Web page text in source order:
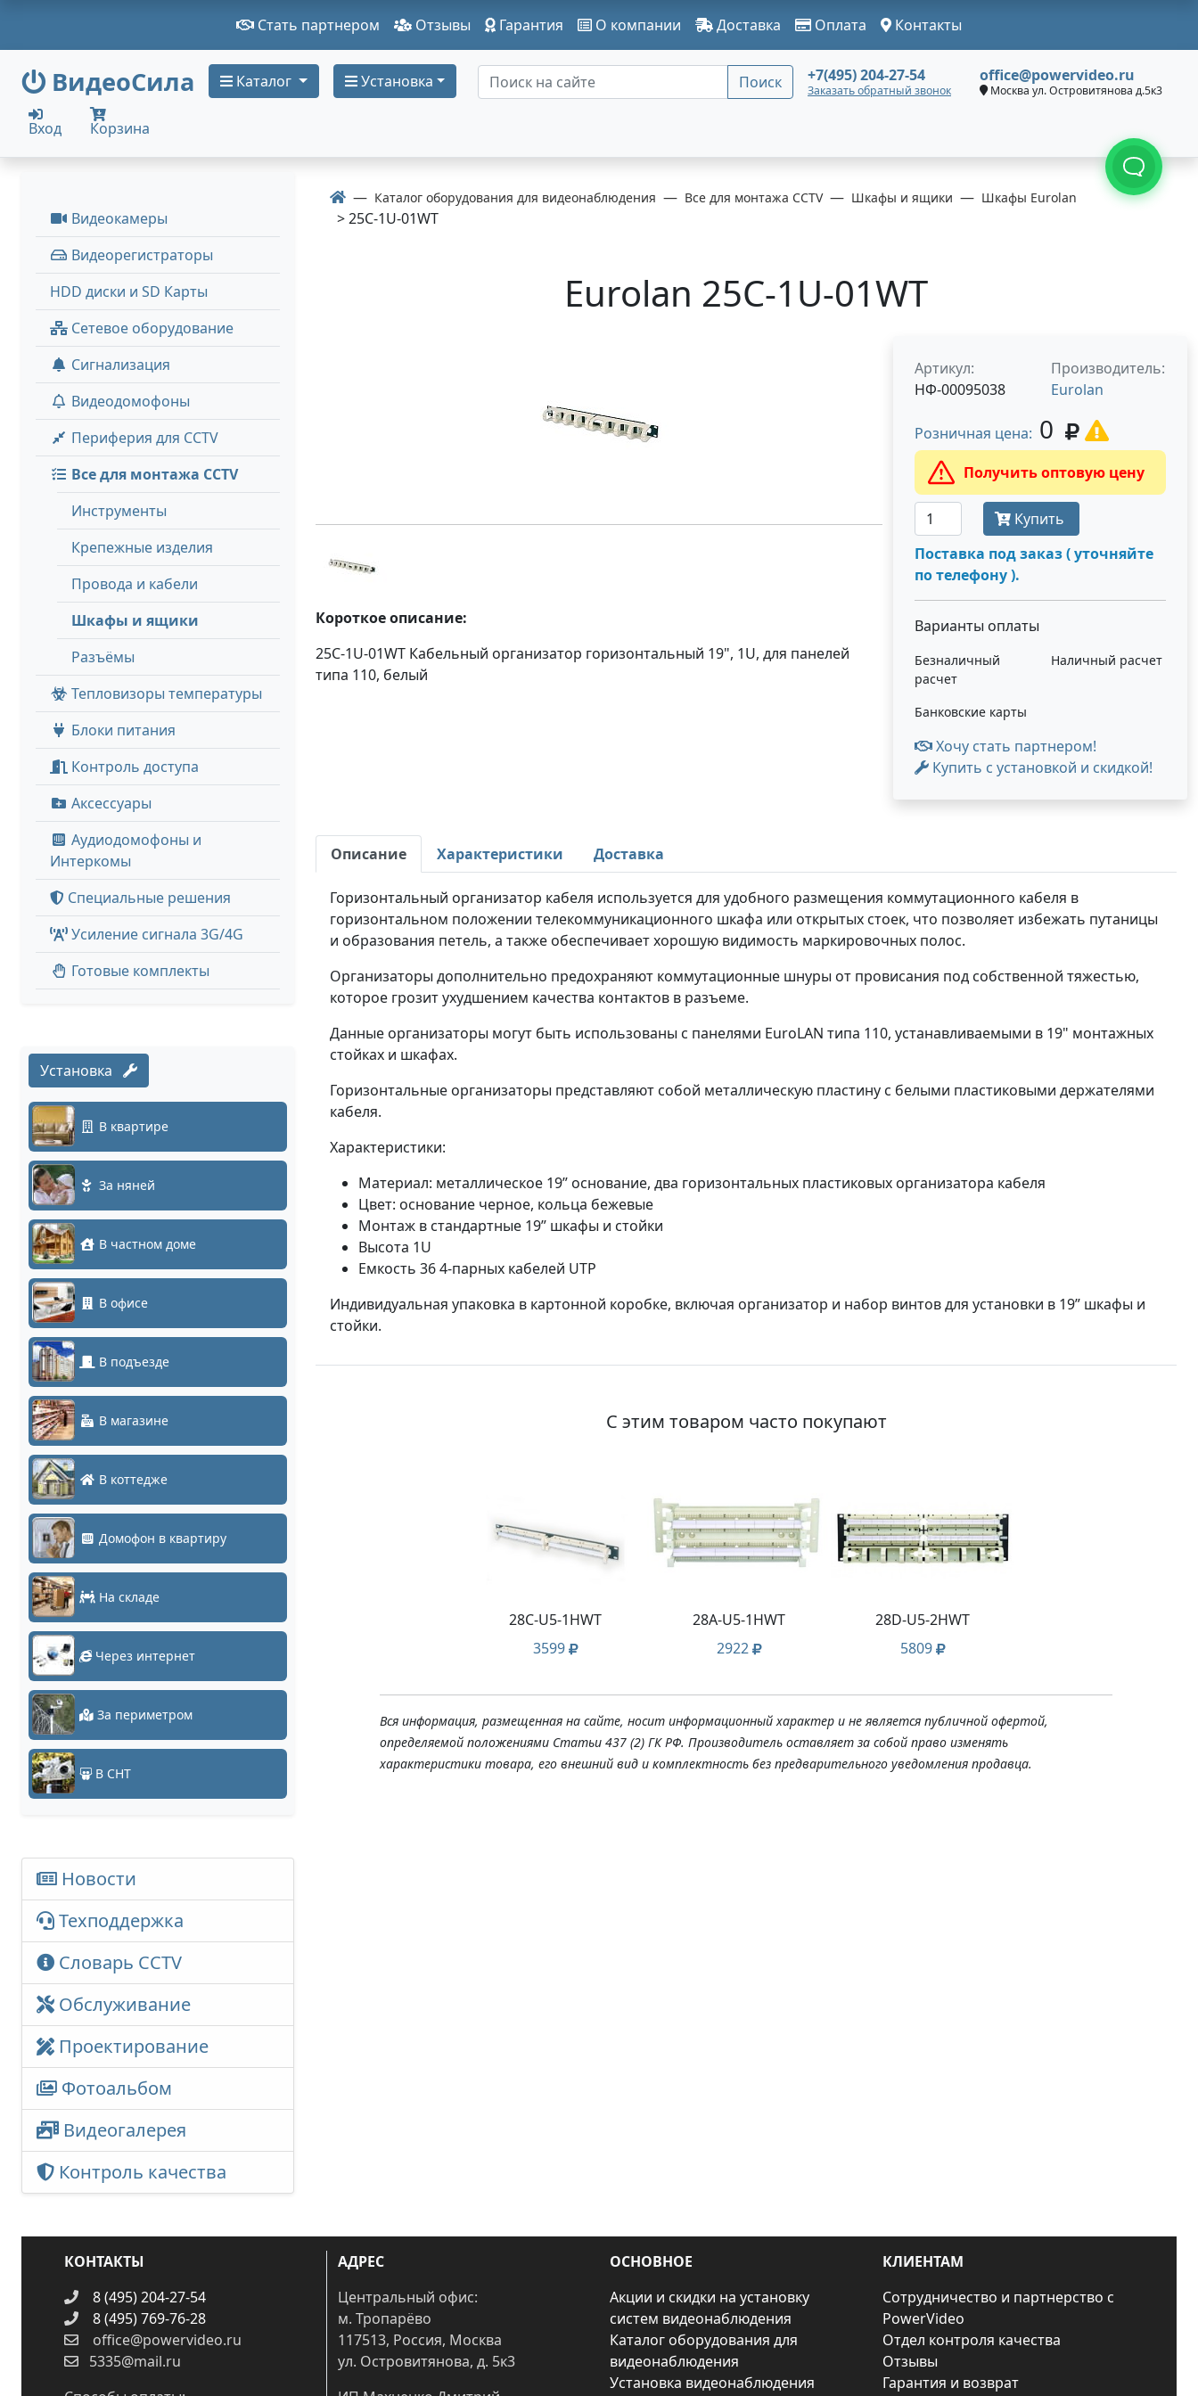
Стать партнером Отзывы Гарантия О компании Доставка Оплата Контакты
ВидеоСила Каталог Установка Поиск +7(495) 204-27-54
Заказать обратный звонок
office@powervideo.ru
Москва ул. Островитянова д.5к3
Вход Корзина
Видеокамеры
Видеорегистраторы
HDD диски и SD Карты
Сетевое оборудование
Сигнализация
Видеодомофоны
Периферия для CCTV
Все для монтажа CCTV
Инструменты
Крепежные изделия
Провода и кабели
Шкафы и ящики
Разъёмы
Тепловизоры температуры
Блоки питания
Контроль доступа
Аксессуары
Аудиодомофоны и
Интеркомы
Специальные решения
Усиление сигнала 3G/4G
Готовые комплекты
Установка
В квартире
За няней
В частном доме
В офисе
В подъезде
В магазине
В коттедже
Домофон в квартиру
На складе
Через интернет
За периметром
В СНТ
Новости
Техподдержка
Словарь CCTV
Обслуживание
Проектирование
Фотоальбом
Видеогалерея
Контроль качества
Каталог оборудования для видеонаблюдения Все для монтажа CCTV Шкафы и ящики Шкафы Eurolan
> 25C-1U-01WT
Eurolan 25C-1U-01WT
Короткое описание:
25C-1U-01WT Кабельный организатор горизонтальный 19", 1U, для панелей
типа 110, белый
Артикул:
НФ-00095038
Производитель:
Eurolan
Розничная цена: 0
Получить оптовую цену
Купить
Поставка под заказ ( уточняйте
по телефону ).
Варианты оплаты
Безналичный
расчет
Наличный расчет
Банковские карты
Хочу стать партнером!
Купить с установкой и скидкой!
Описание Характеристики Доставка
Горизонтальный организатор кабеля используется для удобного размещения коммутационного кабеля в
горизонтальном положении телекоммуникационного шкафа или открытых стоек, что позволяет избежать путаницы
и образования петель, а также обеспечивает хорошую видимость маркировочных полос.
Организаторы дополнительно предохраняют коммутационные шнуры от провисания под собственной тяжестью,
которое грозит ухудшением качества контактов в разъеме.
Данные организаторы могут быть использованы с панелями EuroLAN типа 110, устанавливаемыми в 19" монтажных
стойках и шкафах.
Горизонтальные организаторы представляют собой металлическую пластину с белыми пластиковыми держателями
кабеля.
Характеристики:
Материал: металлическое 19” основание, два горизонтальных пластиковых организатора кабеля
Цвет: основание черное, кольца бежевые
Монтаж в стандартные 19” шкафы и стойки
Высота 1U
Емкость 36 4-парных кабелей UTP
Индивидуальная упаковка в картонной коробке, включая организатор и набор винтов для установки в 19” шкафы и
стойки.
С этим товаром часто покупают
28C-U5-1HWT
3599
28A-U5-1HWT
2922
28D-U5-2HWT
5809
Вся информация, размещенная на сайте, носит информационный характер и не является публичной офертой,
определяемой положениями Статьи 437 (2) ГК РФ. Производитель оставляет за собой право изменять
характеристики товара, его внешний вид и комплектность без предварительного уведомления продавца.
КОНТАКТЫ
8 (495) 204-27-54
8 (495) 769-76-28
office@powervideo.ru
5335@mail.ru
АДРЕС
Центральный офис:
м. Тропарёво
117513, Россия, Москва
ул. Островитянова, д. 5к3
ОСНОВНОЕ
Акции и скидки на установку
систем видеонаблюдения
Каталог оборудования для
видеонаблюдения
Установка видеонаблюдения
КЛИЕНТАМ
Сотрудничество и партнерство с
PowerVideo
Отдел контроля качества
Отзывы
Гарантия и возврат